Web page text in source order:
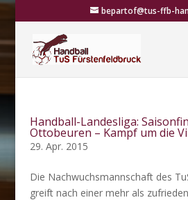
bepartof@tus-ffb-
Handball-Landesliga:
Ottobeuren – Kampf um die
29. Apr. 2015
Die Nachwuchsmannschaft des
greift nach einer mehr als